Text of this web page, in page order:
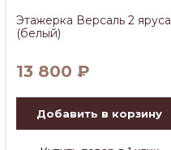
Этажерка Версаль 2 яруса
(белый)
13 800 ₽
Добавить в корзину